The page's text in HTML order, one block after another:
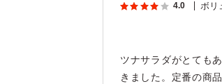
4.0 ボリ
ツナサラダがとても
きました。定番の商